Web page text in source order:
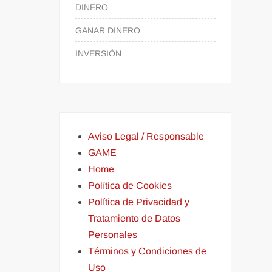
DINERO
GANAR DINERO
INVERSIÓN
Aviso Legal / Responsable
GAME
Home
Política de Cookies
Política de Privacidad y
Tratamiento de Datos
Personales
Términos y Condiciones de
Uso